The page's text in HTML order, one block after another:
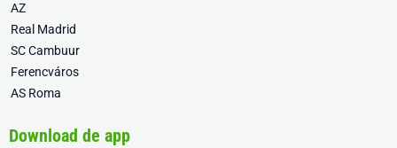
AZ
Real Madrid
SC Cambuur
Ferencváros
AS Roma
Download de app